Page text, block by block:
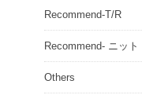
Recommend-T/R
Recommend- ニット
Others